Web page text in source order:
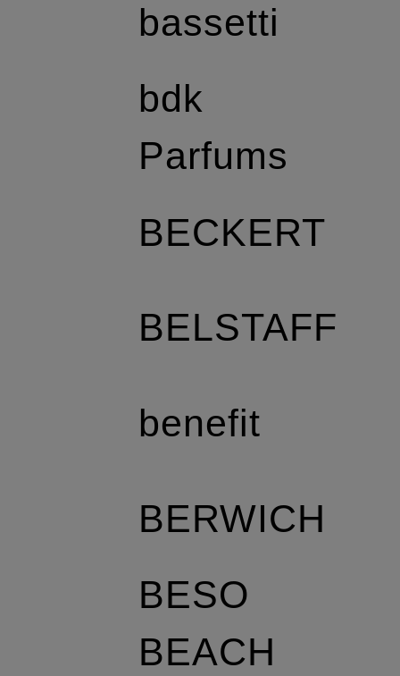
bassetti
bdk
Parfums
BECKERT
BELSTAFF
benefit
BERWICH
BESO
BEACH